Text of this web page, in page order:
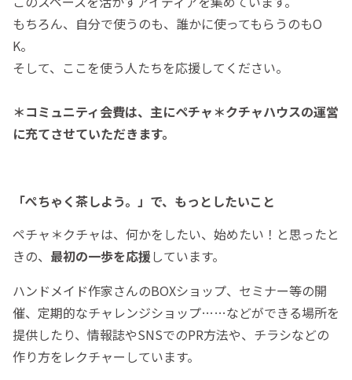
もちろん、自分で使うのも、誰かに使ってもらうのもO
K。
そして、ここを使う人たちを応援してください。
＊コミュニティ会費は、主にペチャ＊クチャハウスの運営
に充てさせていただきます。
「ぺちゃく茶しよう。」で、もっとしたいこと
ペチャ＊クチャは、何かをしたい、始めたい！と思ったと
きの、 最初の一歩を応援 しています。
ハンドメイド作家さんのBOXショップ、セミナー等の開
催、定期的なチャレンジショップ……などができる場所を
提供したり、情報誌やSNSでのPR方法や、チラシなどの
作り方をレクチャーしています。